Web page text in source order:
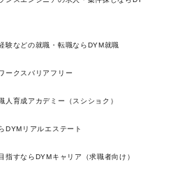
験などの就職・転職ならDYM就職
ークスバリアフリー
人育成アカデミー（スシショク）
DYMリアルエステート
指すならDYMキャリア（求職者向け）